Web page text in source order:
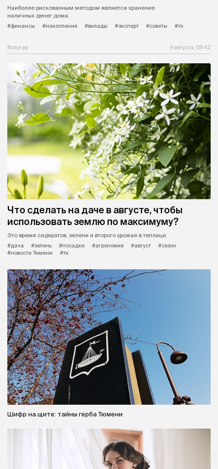
Наиболее рискованным методом является хранение
наличных денег дома.
#финансы
#накопления #вклады #эксперт #советы #тк
Вслух.ру 9 августа, 09:42
Что сделать на даче в августе, чтобы
использовать землю по максимуму?
Это время сидератов, зелени и второго урожая в теплице.
#дача
#зелень #посадки #агрономия #август
#сезон
#новости Тюмени
#тк
Шифр на щите: тайны герба Тюмени